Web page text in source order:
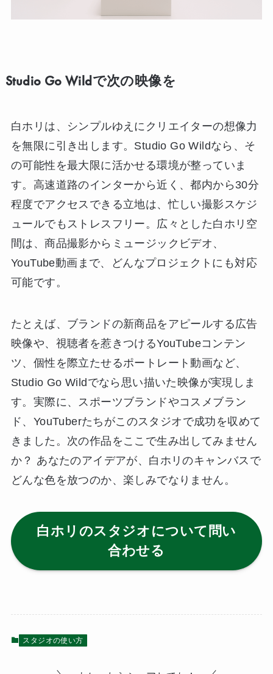
Studio Go Wildで次の映像を
白ホリは、シンプルゆえにクリエイターの想像力
を無限に引き出します。Studio Go Wildなら、そ
の可能性を最大限に活かせる環境が整っていま
す。高速道路のインターから近く、都内から30分
程度でアクセスできる立地は、忙しい撮影スケジ
ュールでもストレスフリー。広々とした白ホリ空
間は、商品撮影からミュージックビデオ、
YouTube動画まで、どんなプロジェクトにも対応
可能です。
たとえば、ブランドの新商品をアピールする広告
映像や、視聴者を惹きつけるYouTubeコンテン
ツ、個性を際立たせるポートレート動画など、
Studio Go Wildでなら思い描いた映像が実現しま
す。実際に、スポーツブランドやコスメブラン
ド、YouTuberたちがこのスタジオで成功を収めて
きました。次の作品をここで生み出してみません
か？ あなたのアイデアが、白ホリのキャンバスで
どんな色を放つのか、楽しみでなりません。
白ホリのスタジオについて問い
合わせる
スタジオの使い方